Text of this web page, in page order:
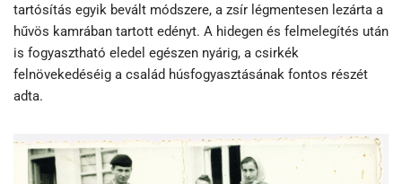
tartósítás egyik bevált módszere, a zsír légmentesen lezárta a
hűvös kamrában tartott edényt. A hidegen és felmelegítés után
is fogyasztható eledel egészen nyárig, a csirkék
felnövekedéséig a család húsfogyasztásának fontos részét
adta.